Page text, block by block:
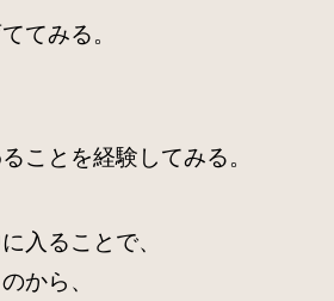
てみる。
ことを経験してみる。
入ることで、
から、